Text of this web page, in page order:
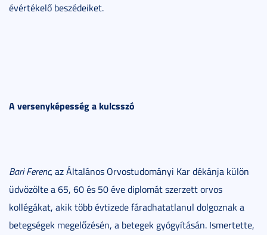
évértékelő beszédeiket.
A versenyképesség a kulcsszó
Bari Ferenc,az Általános Orvostudományi Kar dékánja külön
üdvözölte a 65, 60 és 50 éve diplomát szerzett orvos
kollégákat, akik több évtizede fáradhatatlanul dolgoznak a
betegségek megelőzésén, a betegek gyógyításán. Ismertette,